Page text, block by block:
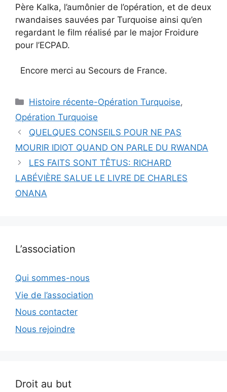
Père Kalka, l’aumônier de l’opération, et de deux
rwandaises sauvées par Turquoise ainsi qu’en
regardant le film réalisé par le major Froidure
pour l’ECPAD.
Encore merci au Secours de France.
Catégories
Histoire récente-Opération Turquoise,
Opération Turquoise
QUELQUES CONSEILS POUR NE PAS
MOURIR IDIOT QUAND ON PARLE DU RWANDA
LES FAITS SONT TÊTUS: RICHARD
LABÉVIÈRE SALUE LE LIVRE DE CHARLES
ONANA
L’association
Qui sommes-nous
Vie de l’association
Nous contacter
Nous rejoindre
Droit au but